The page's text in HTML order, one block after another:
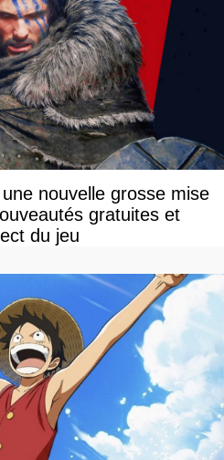
nouvelle grosse mise
gratuites et
du jeu